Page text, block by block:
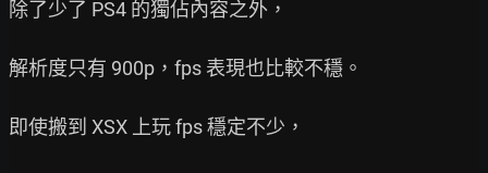
除了少了 PS4 的獨佔內容之外，
解析度只有 900p，fps 表現也比較不穩。
即使搬到 XSX 上玩 fps 穩定不少，